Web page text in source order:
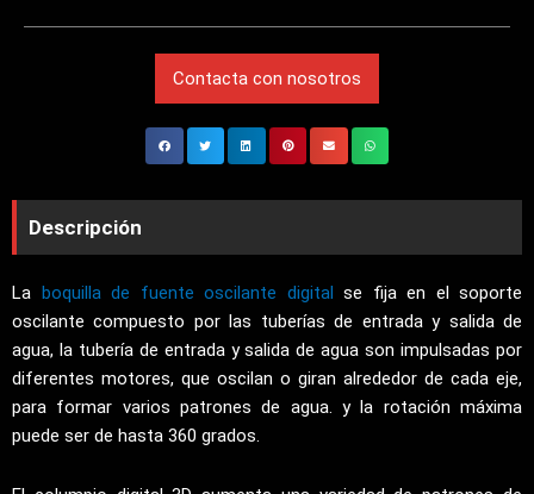
Contacta con nosotros
Descripción
La boquilla de fuente oscilante digital se fija en el soporte
oscilante compuesto por las tuberías de entrada y salida de
agua, la tubería de entrada y salida de agua son impulsadas por
diferentes motores, que oscilan o giran alrededor de cada eje,
para formar varios patrones de agua. y la rotación máxima
puede ser de hasta 360 grados.